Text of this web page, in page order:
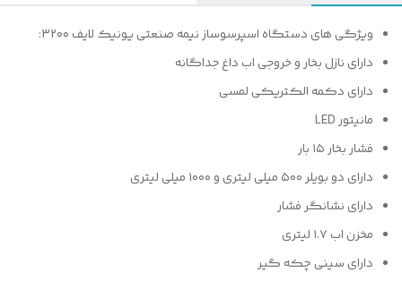
ویژگی های دستگاه اسپرسوساز نیمه صنعتی یونیک لایف ۳۲۰۰:
دارای نازل بخار و خروجی اب داغ جداگانه
دارای دکمه الکتریکی لمسی
مانیتور LED
فشار بخار ۱۵ بار
دارای دو بویلر ۵۰۰ میلی لیتری و ۱۰۰۰ میلی لیتری
دارای نشانگر فشار
مخزن اب ۱.۷ لیتری
دارای سینی چکه گیر